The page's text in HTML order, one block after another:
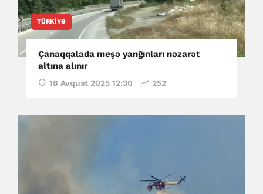
TÜRKIYƏ
Çanaqqalada meşə yanğınları nəzarət
altına alınır
18 Avqust 2025 12:30 252